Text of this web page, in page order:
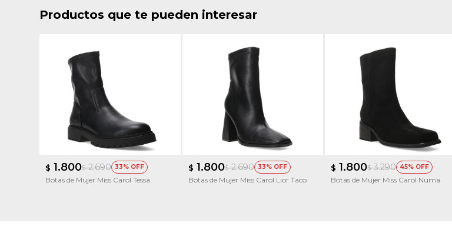
Productos que te pueden interesar
$ 1.800$ 2.690 33
Botas de Mujer Miss Carol Tessa
$ 1.800$ 2.690 33
Botas de Mujer Miss Carol Lior Taco
$ 1.800$ 3.290 45
Botas de Mujer Miss Carol Numa